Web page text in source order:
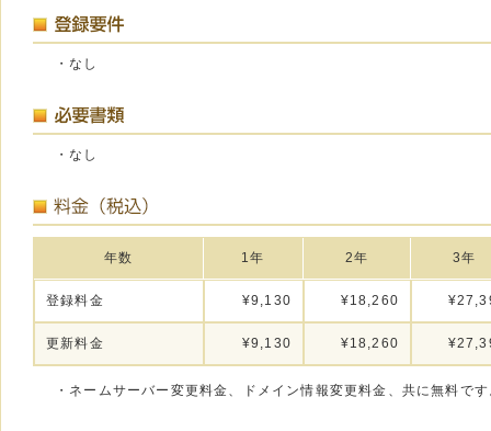
・なし
・なし
年数 1年 2年 3年
登録料金 ¥9,130 ¥18,260
更新料金 ¥9,130 ¥18,260
・ネームサーバー変更料金、ドメイン情報変更料金、共に無料で